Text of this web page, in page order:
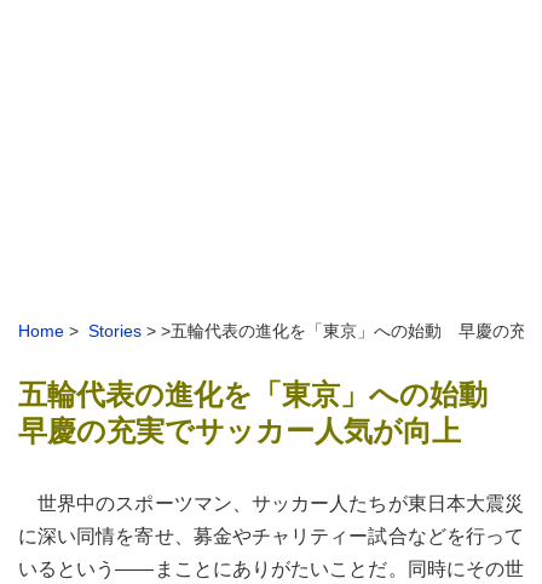
Home > Stories > >五輪代表の進化を「東京」への始動 早慶の充
五輪代表の進化を「東京」への始動
早慶の充実でサッカー人気が向上
世界中のスポーツマン、サッカー人たちが東日本大震災
に深い同情を寄せ、募金やチャリティー試合などを行って
いるという――まことにありがたいことだ。同時にその世